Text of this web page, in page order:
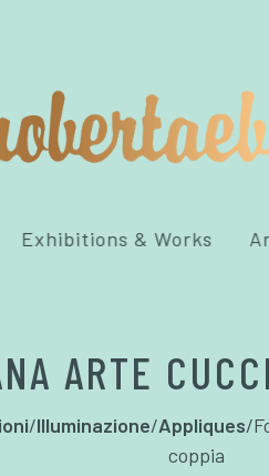
Exhibitions & Works
ARTE
/Illuminazione/Appliques/
coppia